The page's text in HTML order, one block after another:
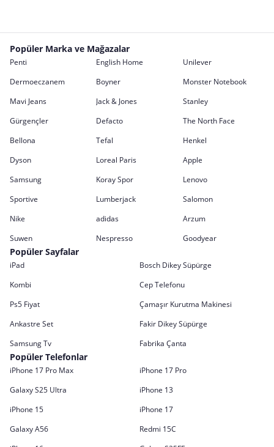
Popüler Marka ve Mağazalar
Penti English Home
Unilever
Dermoeczanem
Boyner
Monster Notebook
Mavi Jeans
Jack & Jones
Stanley
Gürgençler
Defacto
The North Face
Bellona
Tefal
Henkel
Dyson
Loreal Paris
Apple
Samsung
Koray Spor
Lenovo
Sportive
Lumberjack
Salomon
Nike
adidas
Arzum
Suwen
Nespresso Goodyear
Popüler Sayfalar
iPad
Bosch Dikey Süpürge
Kombi
Cep Telefonu
Ps5 Fiyat
Çamaşır Kurutma Makinesi
Ankastre Set
Fakir Dikey Süpürge
Samsung Tv
Fabrika Çanta
Popüler Telefonlar
iPhone 17 Pro Max
iPhone 17 Pro
Galaxy S25 Ultra
iPhone 13
iPhone 15
iPhone 17
Galaxy A56
Redmi 15C